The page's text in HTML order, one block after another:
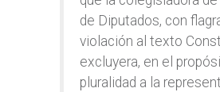
de Diputados, con
violación al texto
excluyera, en el
pluralidad a la